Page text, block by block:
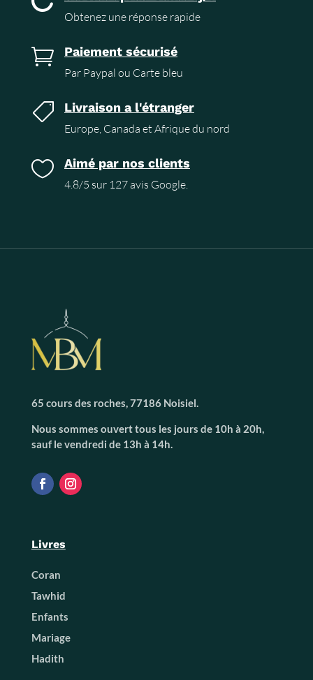
Obtenez une réponse rapide
 Paiement sécurisé
Par Paypal ou Carte bleu
 Livraison a l'étranger
Europe, Canada et Afrique du nord
 Aimé par nos clients
4.8/5 sur 127 avis Google.
65 cours des roches, 77186 Noisiel.
Nous sommes ouvert tous les jours de 10h à 20h,
sauf le vendredi de 13h à 14h.
Livres
Coran
Tawhid
Enfants
Mariage
Hadith